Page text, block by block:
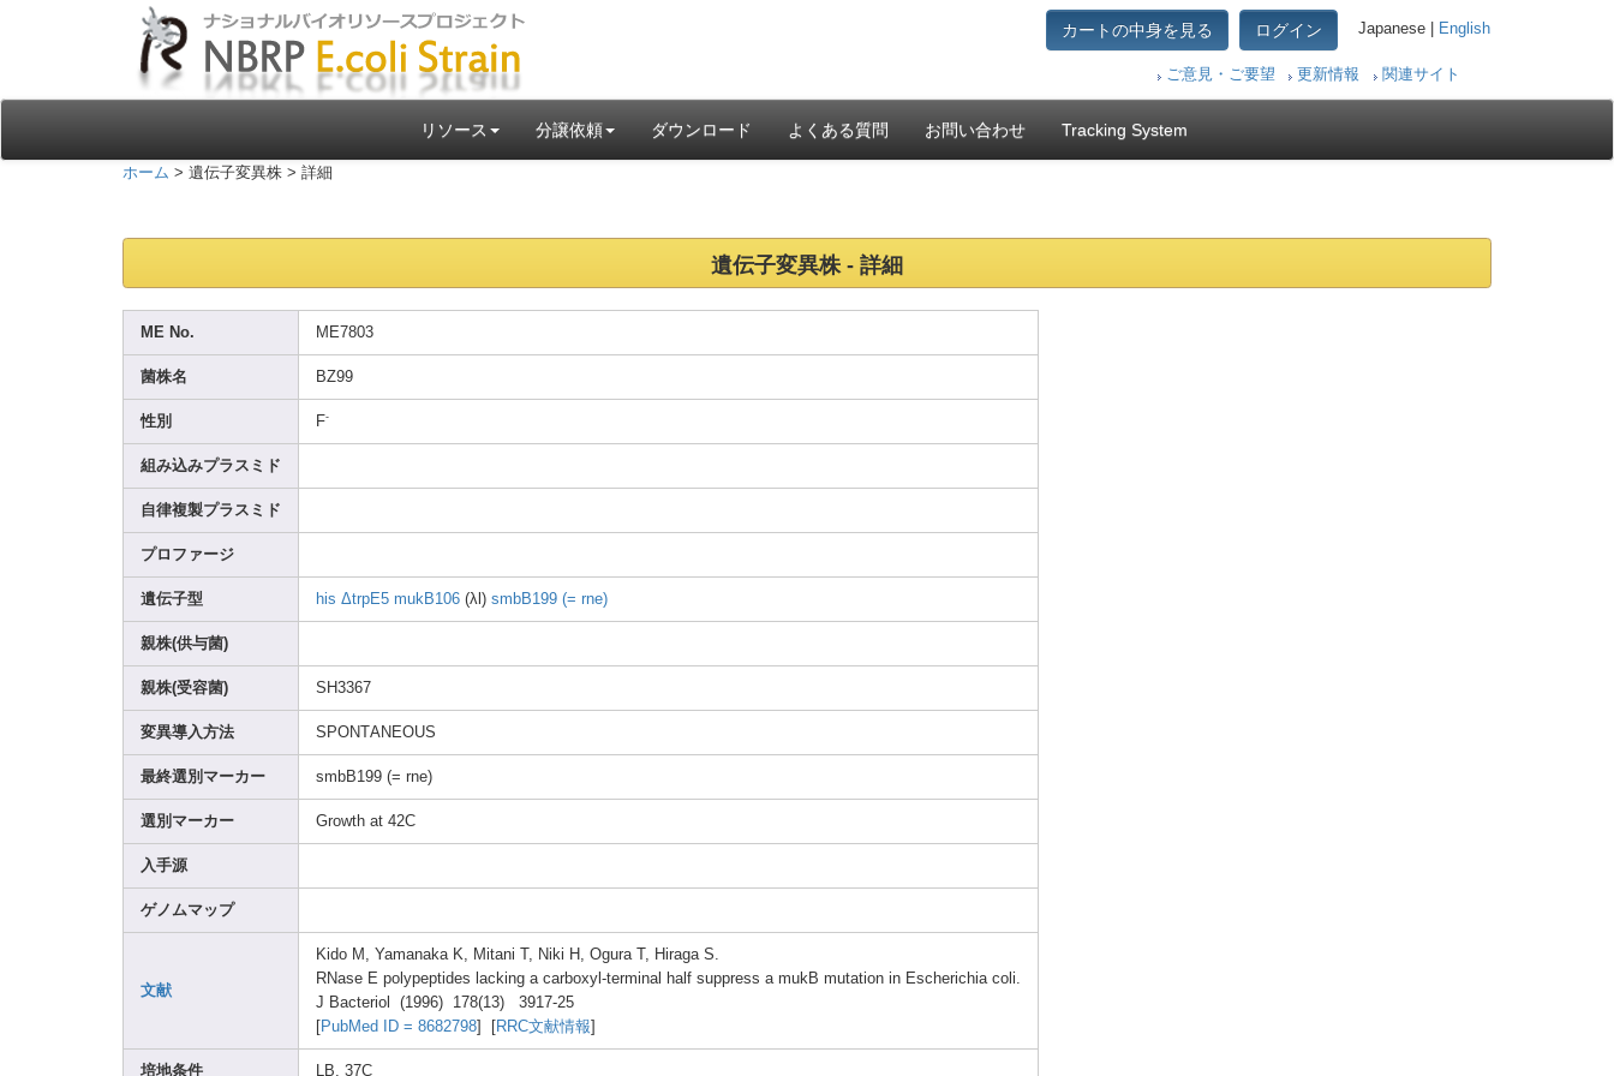
カートの中身を見る ログイン Japanese | English
ご意見・ご要望 更新情報 関連サイト
リソース 分譲依頼 ダウンロード よくある質問 お問い合わせ Tracking System
ホーム > 遺伝子変異株 > 詳細
遺伝子変異株 - 詳細
ME No. ME7803
菌株名 BZ99
性別 F-
組み込みプラスミド
自律複製プラスミド
プロファージ
遺伝子型 his ΔtrpE5 mukB106 (λl) smbB199 (= rne)
親株(供与菌)
親株(受容菌) SH3367
変異導入方法 SPONT ANEOUS
最終選別マーカー smbB199 (= rne)
選別マーカー Growth at 42C
入手源
ゲノムマップ
文献
Kido M, Yamanaka K, Mitani T, Niki H, OguraT, Hiraga S.
RNase E polypeptides lacking a carboxyl-terminal half suppress a mukB mutation in Escherichia coli.
J Bacteriol (1996) 178(13) 3917-25
PubMed ID = 8682798 RRC文献情報
培地条件 LB, 37C